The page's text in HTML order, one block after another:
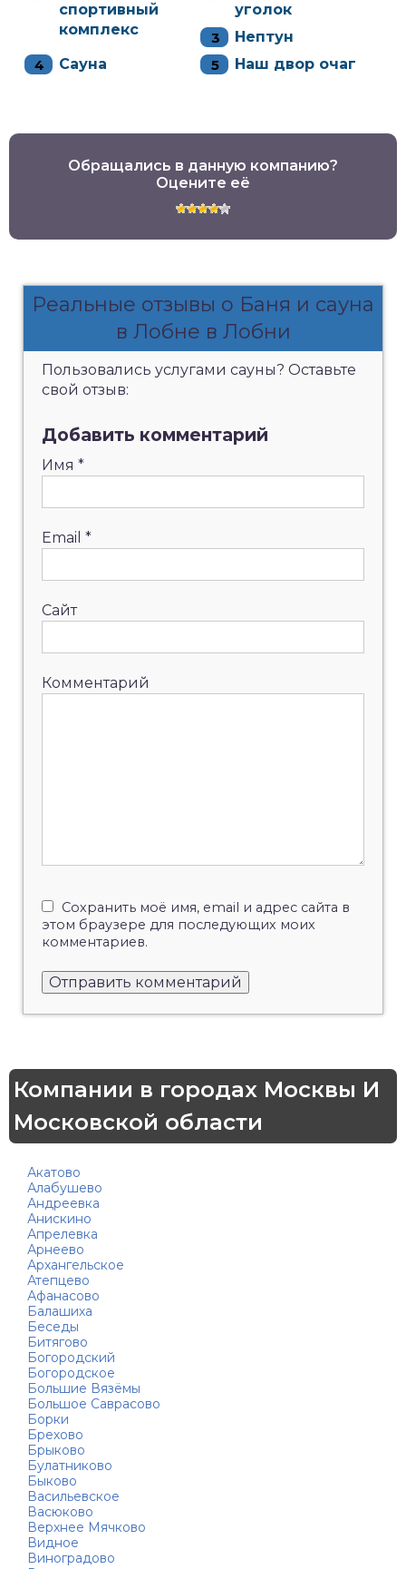
спортивный
комплекс
уголок
Нептун
Сауна
Наш двор очаг
Обращались в данную компанию?
Оцените её
Реальные отзывы о Баня и сауна
в Лобне в Лобни
Пользовались услугами сауны? Оставьте
свой отзыв:
Добавить комментарий
Имя *
Email *
Сайт
Комментарий
Сохранить моё имя, email и адрес сайта в
этом браузере для последующих моих
комментариев.
Компании в городах Москвы И
Московской области
Акатово
Алабушево
Андреевка
Анискино
Апрелевка
Арнеево
Архангельское
Атепцево
Афанасово
Балашиха
Беседы
Битягово
Богородский
Богородское
Большие Вязёмы
Большое Саврасово
Борки
Брехово
Брыково
Булатниково
Быково
Васильевское
Васюково
Верхнее Мячково
Видное
Виноградово